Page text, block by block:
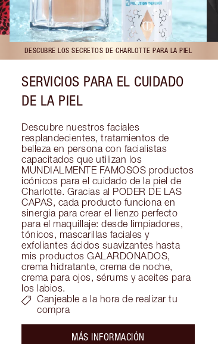
DESCUBRE LOS SECRETOS DE CHARLOTTE PARA LA PIEL
SERVICIOS PARA EL CUIDADO
DE LA PIEL
Descubre nuestros faciales
resplandecientes, tratamientos de
belleza en persona con facialistas
capacitados que utilizan los
MUNDIALMENTE FAMOSOS productos
icónicos para el cuidado de la piel de
Charlotte. Gracias al PODER DE LAS
CAPAS, cada producto funciona en
sinergia para crear el lienzo perfecto
para el maquillaje: desde limpiadores,
tónicos, mascarillas faciales y
exfoliantes ácidos suavizantes hasta
mis productos GALARDONADOS,
crema hidratante, crema de noche,
crema para ojos, sérums y aceites para
los labios.
Canjeable a la hora de realizar tu
compra
MÁS INFORMACIÓN